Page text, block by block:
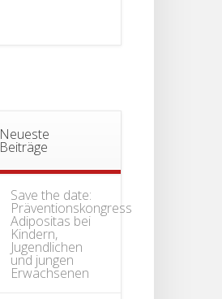
Neueste
Beiträge
Save the date:
Präventionskongress
Adipositas bei
Kindern,
Jugendlichen
und jungen
Erwachsenen